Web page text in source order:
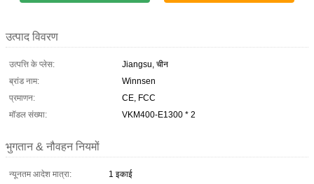
उत्पाद विवरण
उत्पत्ति के प्लेस:
Jiangsu, चीन
ब्रांड नाम:
Winnsen
प्रमाणन:
CE, FCC
मॉडल संख्या:
VKM400-E1300 * 2
भुगतान & नौवहन नियमों
न्यूनतम आदेश मात्रा:
1 इकाई